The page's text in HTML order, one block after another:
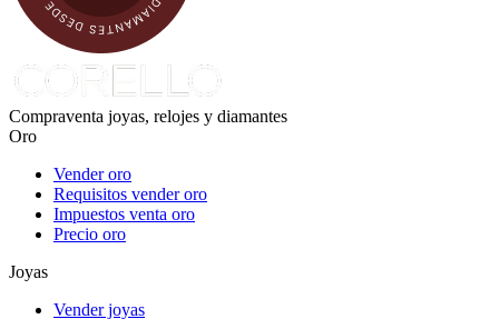
Compraventa joyas, relojes y diamantes
Oro
Vender oro
Requisitos vender oro
Impuestos venta oro
Precio oro
Joyas
Vender joyas